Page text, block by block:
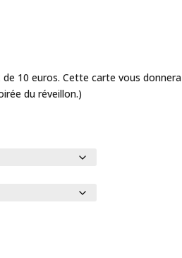
10 euros. Cette carte vous donnera
du réveillon.)